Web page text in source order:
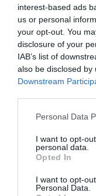
interest-based ads
us or personal
your opt-out. You
disclosure of your
IAB’s list of
also be disclosed
Downstream
Please note that
not limited to your
grant or deny
use your data for
consent section.
Personal Data
I want to opt-
personal data.
Opted In
I want to opt-
Personal Data.
Μαρία Σολωμού: Οι
απογευματινές
φωτογραφίες που
θερμοκρασία!
ΙΩΑΝΝΑ ΠΥΛΟΥΔΗ
08.08.2026 | 16:23
Αλεξάνδρα
εμφάνιση με
μαγνήτισε τα
ΙΩΑΝΝΑ ΚΑΡΑ
08.08.2026 | 14:12
Στέφανος
σύντροφό του στην
αγκαλιά και η
ΙΩΑΝΝΑ ΚΑΡΑ
08.08.2026 | 10:27